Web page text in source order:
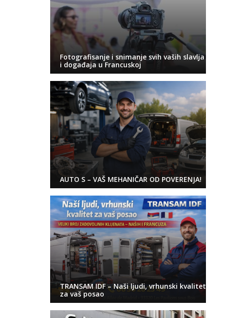
Fotografisanje i snimanje svih vaših slavlja
i događaja u Francuskoj
AUTO S – VAŠ MEHANIČAR OD POVERENJA!
TRANSAM IDF – Naši ljudi, vrhunski kvalitet
za vaš posao